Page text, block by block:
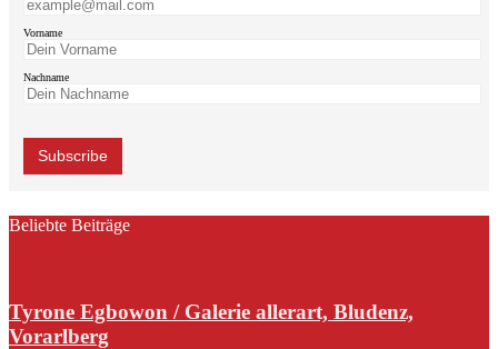
Vorname
Nachname
Beliebte Beiträge
Tyrone Egbowon / Galerie allerart, Bludenz,
Vorarlberg